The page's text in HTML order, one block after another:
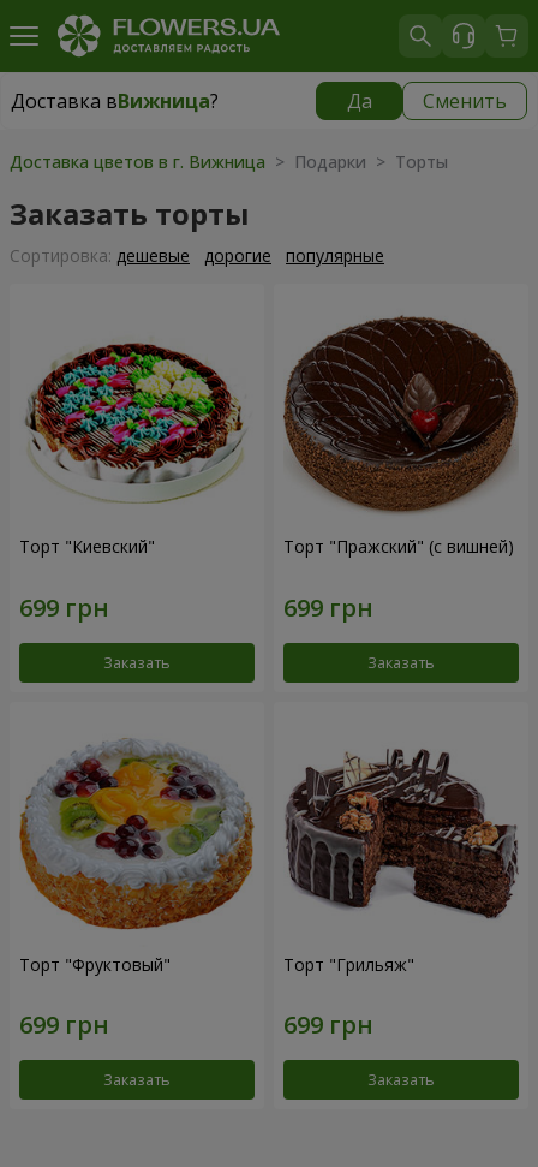
Доставка вВижница? Да Сменить
Доставка вВижница|
Доставка цветов в г. Вижница > Подарки > Торты
Заказать торты
Cортировка: дешевые дорогие популярные
Торт "Киевский"
Заказать
Торт "Пражский" (с вишней)
Заказать
Торт "Фруктовый"
Заказать
Торт "Грильяж"
Заказать